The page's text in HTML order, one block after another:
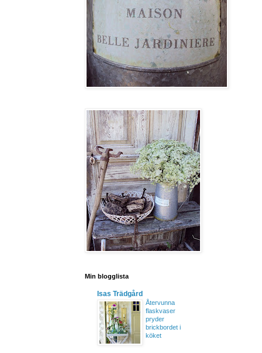
Min blogglista
Isas Trädgård
Återvunna
flaskvaser
pryder
brickbordet i
köket